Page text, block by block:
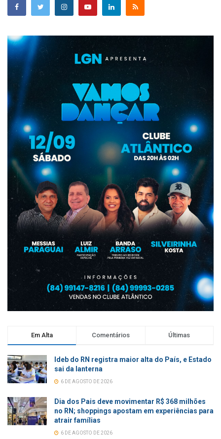
Em Alta Comentários Últimas
Ideb do RN registra maior alta do País, e Estado
sai da lanterna
6 DE AGOSTO DE 2026
Dia dos Pais deve movimentar R$ 368 milhões
no RN; shoppings apostam em experiências para
atrair famílias
6 DE AGOSTO DE 2026